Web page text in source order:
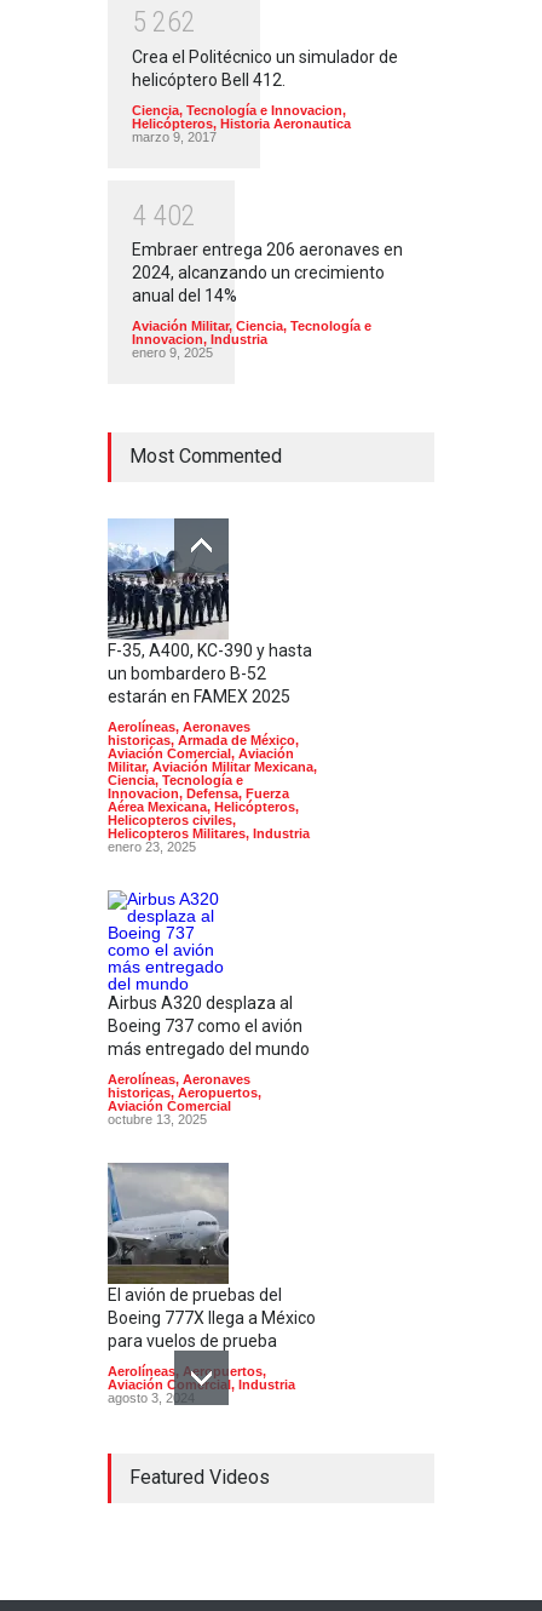
5 262
Crea el Politécnico un simulador de
helicóptero Bell 412.
Ciencia, Tecnología e Innovacion,
Helicópteros, Historia Aeronautica
marzo 9, 2017
4 402
Embraer entrega 206 aeronaves en
2024, alcanzando un crecimiento
anual del 14%
Aviación Militar, Ciencia, Tecnología e
Innovacion, Industria
enero 9, 2025
Most Commented
F-35, A400, KC-390 y hasta
un bombardero B-52
estarán en FAMEX 2025
Aerolíneas, Aeronaves
historicas, Armada de México,
Aviación Comercial, Aviación
Militar, Aviación Militar Mexicana,
Ciencia, Tecnología e
Innovacion, Defensa, Fuerza
Aérea Mexicana, Helicópteros,
Helicopteros civiles,
Helicopteros Militares, Industria
enero 23, 2025
Airbus A320 desplaza al
Boeing 737 como el avión
más entregado del mundo
Aerolíneas, Aeronaves
historicas, Aeropuertos,
Aviación Comercial
octubre 13, 2025
El avión de pruebas del
Boeing 777X llega a México
para vuelos de prueba
Aerolíneas, Aeropuertos,
Aviación Comercial , Industria
agosto 3, 2024
Guadalajara inaugura una
Featured Videos